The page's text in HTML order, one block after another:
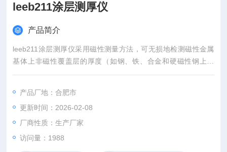
leeb211涂层测厚仪
产品简介
leeb211涂层测厚仪采用磁性测量方法，可无损地检测磁性金属
基体上非磁性覆盖层的厚度（如钢、铁、合金和硬磁性钢上的
铝、铬、铜、锌、锡、橡胶、油漆等），能广泛地应用在电镀、
域。既可用于实验室，也可用于工程现场，它是无损检测行业的*
仪器。
产品厂地：合肥市
更新时间：2026-02-08
厂商性质：生产厂家
访问量：1988